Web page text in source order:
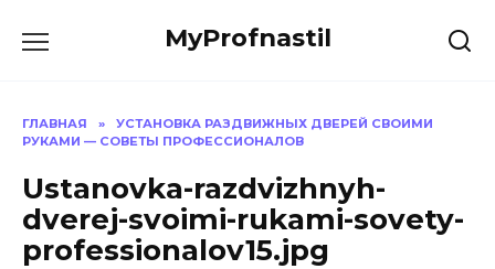
MyProfnastil
ГЛАВНАЯ »
УСТАНОВКА РАЗДВИЖНЫХ ДВЕРЕЙ СВОИМИ
РУКАМИ — СОВЕТЫ ПРОФЕССИОНАЛОВ
Ustanovka-razdvizhnyh-
dverej-svoimi-rukami-sovety-
professionalov15.jpg